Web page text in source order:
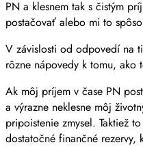
PN a klesnem tak s čistým
postačovať alebo mi to
V závislosti od odpovedí na
rôzne nápovedy k tomu,
Ak môj príjem v čase PN
a výrazne neklesne môj
pripoistenie zmysel. Taktiež
dostatočné finančné